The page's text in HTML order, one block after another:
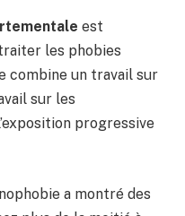
est
les phobies
combine un travail sur
sur les
progressive
a montré des